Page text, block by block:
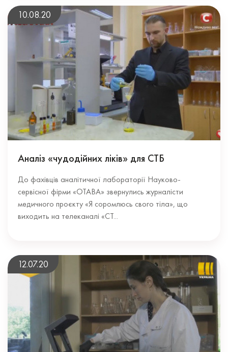
10.08.20
Аналіз «чудодійних ліків» для СТБ
До фахівців аналітичної лабораторії Науково-
сервісної фірми «ОТАВА» звернулись журналісти
медичного проєкту «Я соромлюсь свого тіла», що
виходить на телеканалі «СТ...
12.07.20